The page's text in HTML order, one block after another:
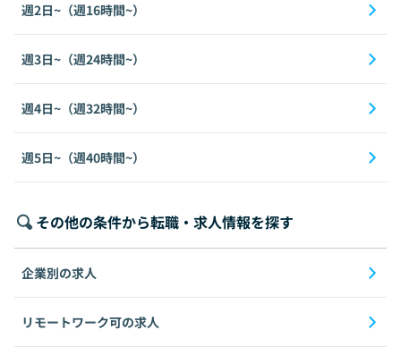
週2日~（週16時間~）
週3日~（週24時間~）
週4日~（週32時間~）
週5日~（週40時間~）
その他の条件から転職・求人情報を探す
企業別の求人
リモートワーク可の求人